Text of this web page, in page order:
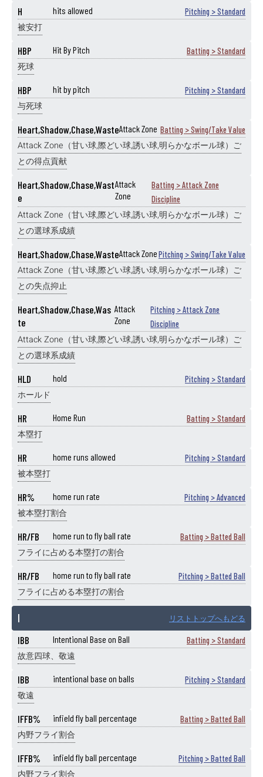
H hits allowed Pitching > Standard
被安打
HBP Hit By Pitch Batting > Standard
死球
HBP hit by pitch Pitching > Standard
与死球
Heart,Shadow,Chase,WasteAttack Zone Batting > Swing/Take Value
Attack Zone（甘い球,際どい球,誘い球,明らかなボール球）ご
との得点貢献
Heart,Shadow,Chase,Wast
e
Attack
Zone
Batting > Attack Zone
Discipline
Attack Zone（甘い球,際どい球,誘い球,明らかなボール球）ご
との選球系成績
Heart,Shadow,Chase,WasteAttack ZonePitching > Swing/Take Value
Attack Zone（甘い球,際どい球,誘い球,明らかなボール球）ご
との失点抑止
Heart,Shadow,Chase,Was
te
Attack
Zone
Pitching > Attack Zone
Discipline
Attack Zone（甘い球,際どい球,誘い球,明らかなボール球）ご
との選球系成績
HLD hold Pitching > Standard
ホールド
HR Home Run Batting > Standard
本塁打
HR home runs allowed Pitching > Standard
被本塁打
HR% home run rate Pitching > Advanced
被本塁打割合
HR/FB home run to fly ball rate Batting > Batted Ball
フライに占める本塁打の割合
HR/FB home run to fly ball rate Pitching > Batted Ball
フライに占める本塁打の割合
I リストトップへもどる
IBB Intentional Base on Ball Batting > Standard
故意四球、敬遠
IBB intentional base on balls Pitching > Standard
敬遠
IFFB% infield fly ball percentage Batting > Batted Ball
内野フライ割合
IFFB% infield fly ball percentage Pitching > Batted Ball
内野フライ割合